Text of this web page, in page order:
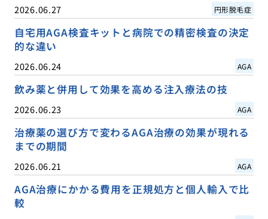
2026.06.27 円形脱毛症
自宅用AGA検査キットと病院での精密検査の決定
的な違い
2026.06.24 AGA
飲み薬と併用して効果を高める注入療法の技
2026.06.23 AGA
治療薬の選び方で変わるAGA治療の効果が現れる
までの期間
2026.06.21 AGA
AGA治療にかかる費用を正規処方と個人輸入で比
較